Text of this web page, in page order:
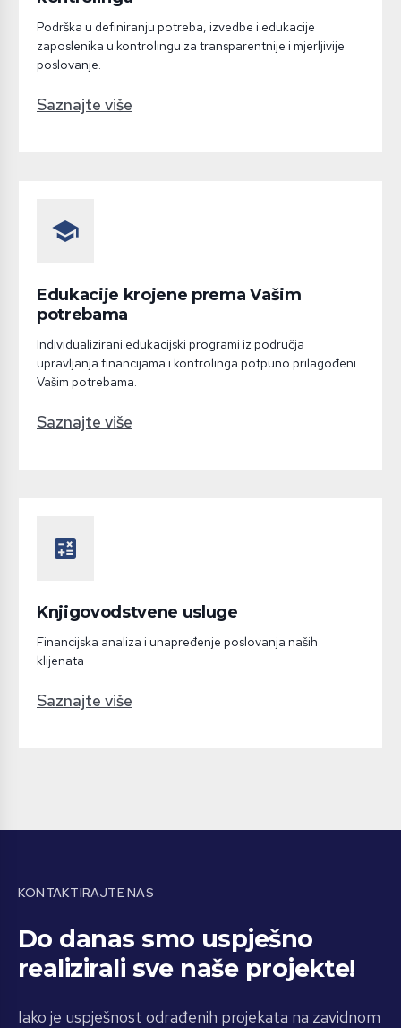
Podrška u definiranju potreba, izvedbe i edukacije
zaposlenika u kontrolingu za transparentnije i mjerljivije
poslovanje.
Saznajte više
school
Edukacije krojene prema Vašim
potrebama
Individualizirani edukacijski programi iz područja
upravljanja financijama i kontrolinga potpuno prilagođeni
Vašim potrebama.
Saznajte više
calculate
Knjigovodstvene usluge
Financijska analiza i unapređenje poslovanja naših
klijenata
Saznajte više
KONTAKTIRAJTE NAS
Do danas smo uspješno
realizirali sve naše projekte!
Iako je uspješnost odrađenih projekata na zavidnom